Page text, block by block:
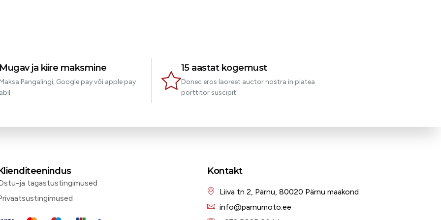
ja kiire maksmine
Pangalingi, Google pay või apple pay
15 aastat kogemust
Donec eros laoreet auctor nostra in platea
porttitor suscipit.
ja tagastustingimused
Kontakt
Liiva tn 2, Pärnu, 80020 Pärnu maakond
info@parnumoto.ee